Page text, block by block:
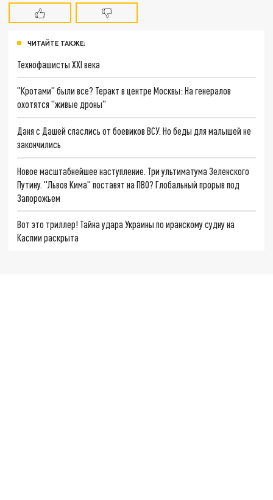
ЧИТАЙТЕ ТАКЖЕ:
Технофашисты XXI века
"Кротами" были все? Теракт в центре Москвы: На генералов
охотятся "живые дроны"
Даня с Дашей спаслись от боевиков ВСУ. Но беды для малышей не
закончились
Новое масштабнейшее наступление. Три ультиматума Зеленского
Путину. "Львов Кима" поставят на ПВО? Глобальный прорыв под
Запорожьем
Вот это триллер! Тайна удара Украины по иранскому судну на
Каспии раскрыта